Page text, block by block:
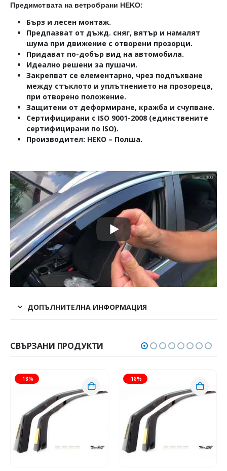
Предимствата на ветробрани HEKO:
Бърз и лесен монтаж.
Предпазват от дъжд. сняг, вятър и намалят
шума при движение с отворени прозорци.
Придават по-добър вид на автомобила.
Идеално решени за пушачи.
Закрепват се елементарно, чрез подпъхване
между стъклото и уплътнението на прозореца,
при отворено положение.
Защитени от деформиране, кражба и счупване.
Сертифицирани с ISO 9001-2008 (единствените
сертифицирани по ISO).
Производител: HEKO – Полша.
ДОПЪЛНИТЕЛНА ИНФОРМАЦИЯ
СВЪРЗАНИ ПРОДУКТИ
-18% -18%